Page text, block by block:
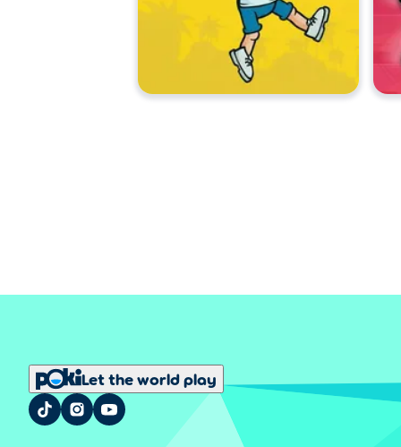
Let the world play